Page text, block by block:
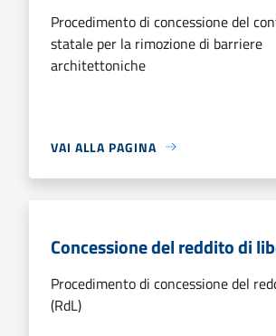
Procedimento di concessione del
statale per la rimozione di barriere
architettoniche
VAI ALLA PAGINA
Concessione del reddito di
Procedimento di concessione del
(RdL)